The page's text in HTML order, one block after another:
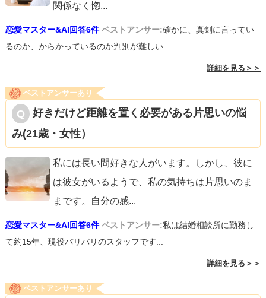
関係なく惚...
恋愛マスター&AI回答6件 ベストアンサー:確かに、真剣に言ってい
るのか、からかっているのか判別が難しい...
詳細を見る＞＞
ベストアンサーあり
好きだけど距離を置く必要がある片思いの悩
み(21歳・女性）
私には長い間好きな人がいます。しかし、彼に
は彼女がいるようで、私の気持ちは片思いのま
まです。自分の感...
恋愛マスター&AI回答6件 ベストアンサー:私は結婚相談所に勤務し
て約15年、現役バリバリのスタッフです...
詳細を見る＞＞
ベストアンサーあり